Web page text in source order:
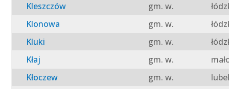
Kleszczów
gm. w.
Klonowa
gm. w.
Kluki
gm. w.
Kłaj
gm. w.
Kłoczew
gm. w.